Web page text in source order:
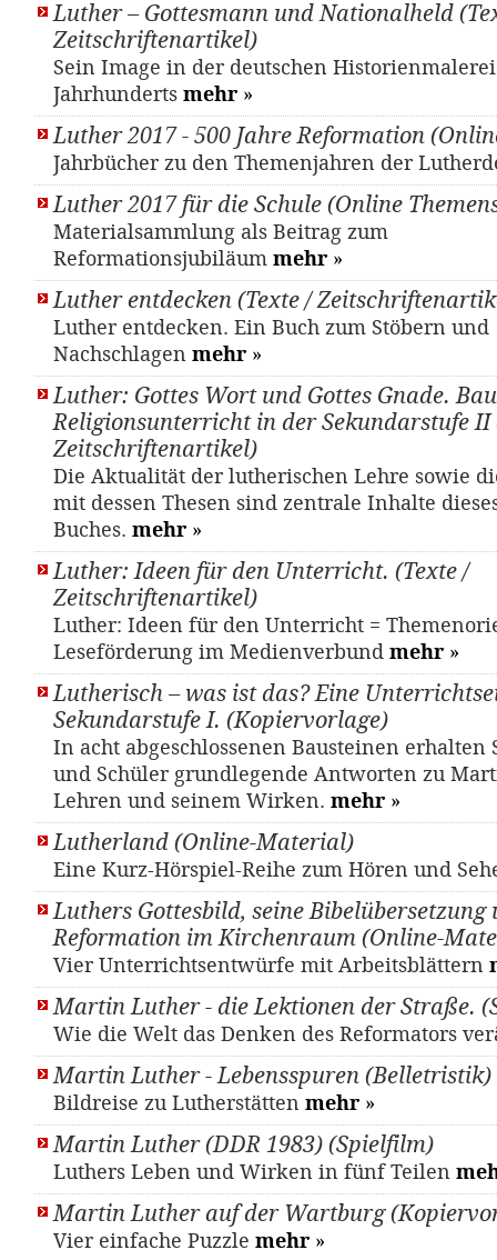
Luther – Gottesmann und Nationalheld
Zeitschriftenartikel)
Sein Image in der deutschen Historienmalerei
Jahrhunderts mehr »
Luther 2017 - 500 Jahre Reformation
Jahrbücher zu den Themenjahren der
Luther 2017 für die Schule (Online
Materialsammlung als Beitrag zum
Reformationsjubiläum mehr »
Luther entdecken (Texte /
Luther entdecken. Ein Buch zum Stöbern und
Nachschlagen mehr »
Luther: Gottes Wort und Gottes Gnade.
Religionsunterricht in der Sekundarstufe II
Zeitschriftenartikel)
Die Aktualität der lutherischen Lehre sowie
mit dessen Thesen sind zentrale Inhalte
Buches. mehr »
Luther: Ideen für den Unterricht. (Texte /
Zeitschriftenartikel)
Luther: Ideen für den Unterricht =
Leseförderung im Medienverbund mehr »
Lutherisch – was ist das? Eine
Sekundarstufe I. (Kopiervorlage)
In acht abgeschlossenen Bausteinen erhalten
und Schüler grundlegende Antworten zu
Lehren und seinem Wirken. mehr »
Lutherland (Online-Material)
Eine Kurz-Hörspiel-Reihe zum Hören und
Luthers Gottesbild, seine Bibelübersetzung
Reformation im Kirchenraum (Online-
Vier Unterrichtsentwürfe mit Arbeitsblättern
Martin Luther - die Lektionen der Straße.
Wie die Welt das Denken des Reformators
Martin Luther - Lebensspuren (Belletristik)
Bildreise zu Lutherstätten mehr »
Martin Luther (DDR 1983) (Spielfilm)
Luthers Leben und Wirken in fünf Teilen
Martin Luther auf der Wartburg
Vier einfache Puzzle mehr »